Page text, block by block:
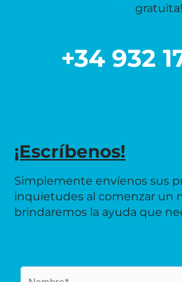
gratuita!
+34 932
¡Escríbenos!
Simplemente envíenos sus
inquietudes al comenzar un
brindaremos la ayuda que